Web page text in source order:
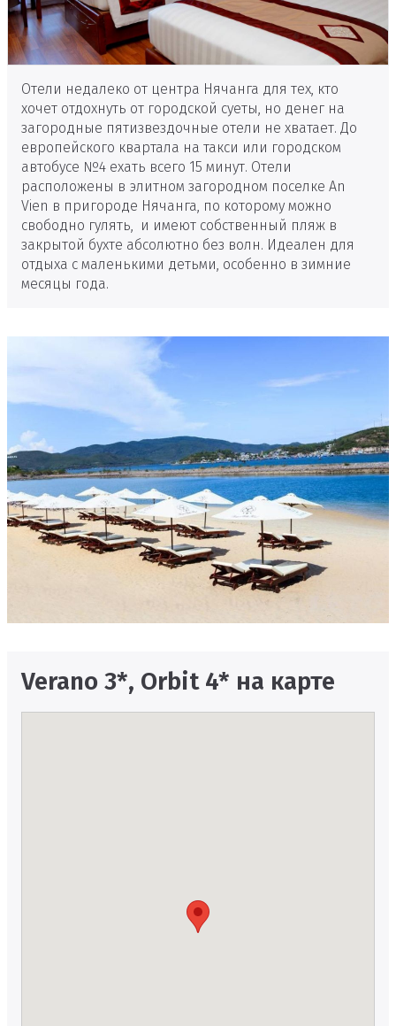
Отели недалеко от центра Нячанга для тех, кто
хочет отдохнуть от городской суеты, но денег на
загородные пятизвездочные отели не хватает. До
европейского квартала на такси или городском
автобусе №4 ехать всего 15 минут. Отели
расположены в элитном загородном поселке An
Vien в пригороде Нячанга, по которому можно
свободно гулять, и имеют собственный пляж в
закрытой бухте абсолютно без волн. Идеален для
отдыха с маленькими детьми, особенно в зимние
месяцы года.
Verano 3*, Orbit 4* на карте